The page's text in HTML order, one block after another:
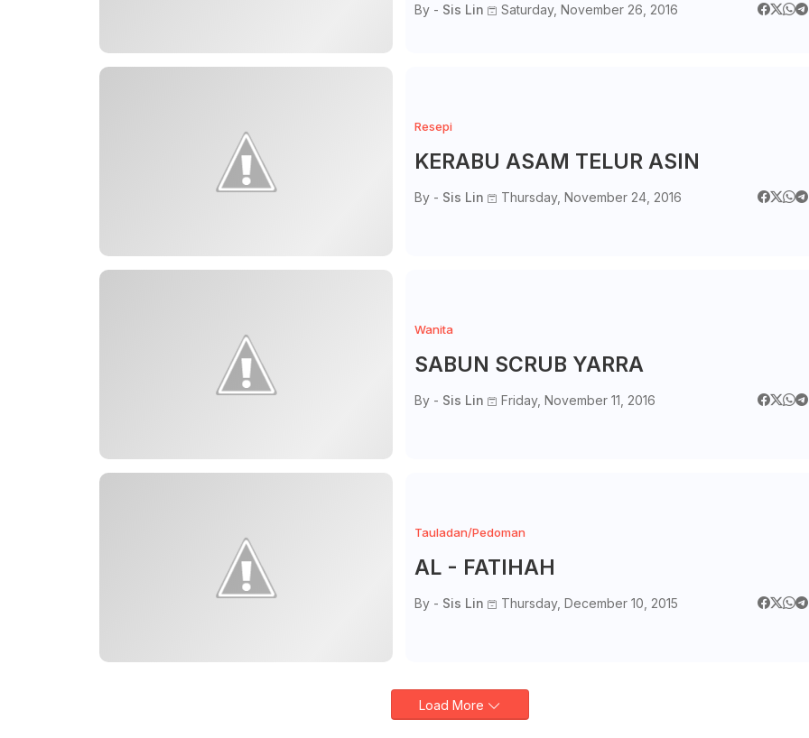
By - Sis Lin Saturday, November 26, 2016
Resepi
KERABU ASAM TELUR ASIN
By - Sis Lin Thursday, November 24, 2016
Wanita
SABUN SCRUB YARRA
By - Sis Lin Friday, November 11, 2016
Tauladan/Pedoman
AL - FATIHAH
By - Sis Lin Thursday, December 10, 2015
Load More